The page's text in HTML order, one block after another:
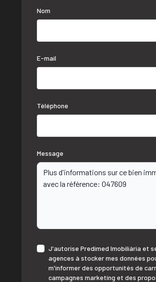
Nom
E-mail
Téléphone
Message
J'autorise Predimed Imobiliária et
agences à stocker mes données
m'informer des opportunités de
campagnes marketing et des